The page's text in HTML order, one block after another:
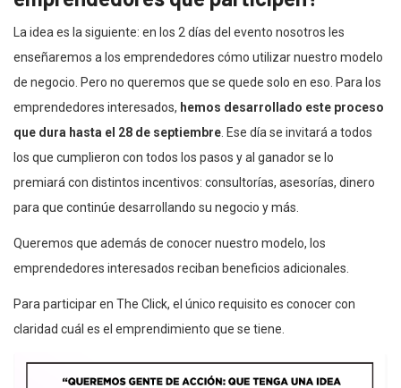
La idea es la siguiente: en los 2 días del evento nosotros les
enseñaremos a los emprendedores cómo utilizar nuestro modelo
de negocio. Pero no queremos que se quede solo en eso. Para los
emprendedores interesados, hemos desarrollado este proceso
que dura hasta el 28 de septiembre . Ese día se invitará a todos
los que cumplieron con todos los pasos y al ganador se lo
premiará con distintos incentivos: consultorías, asesorías, dinero
para que continúe desarrollando su negocio y más.
Queremos que además de conocer nuestro modelo, los
emprendedores interesados reciban beneficios adicionales.
Para participar en The Click, el único requisito es conocer con
claridad cuál es el emprendimiento que se tiene.